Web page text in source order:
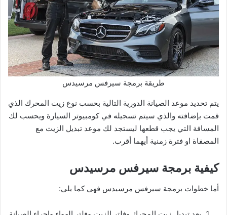
طريقة برمجة سيرفس مرسيدس
يتم تحديد موعد الصيانة الدورية التالية بحسب نوع زيت المحرك الذي
قمت بإضافته والذي سيتم تسجيله في كومبيوتر السيارة ويحسب لك
المسافة التي يجب قطعها ليستجد لك موعد تبديل الزيت مع
المصفاة او فترة زمنية أيهما أقرب.
كيفية برمجة سيرفس مرسيدس
أما خطوات برمجة سيرفس مرسيدس فهي كما يلي: